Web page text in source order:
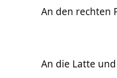
An den rechten
An die Latte